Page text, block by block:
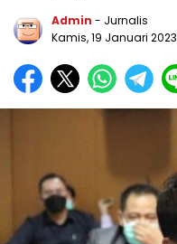
Admin - Jurnalis
Kamis, 19 Januari 2023